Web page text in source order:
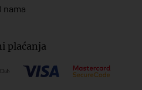
nama
plaćanja